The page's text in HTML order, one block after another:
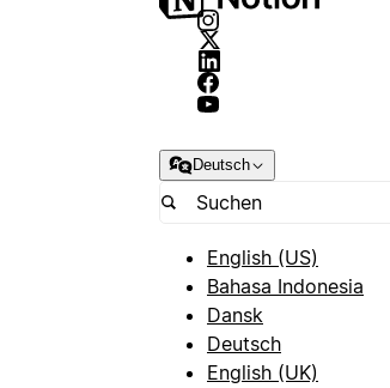
Deutsch
English (US)
Bahasa Indonesia
Dansk
Deutsch
English (UK)